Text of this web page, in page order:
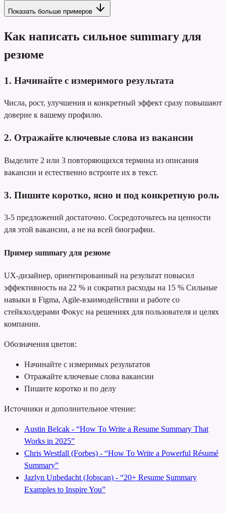
Показать больше примеров
Как написать сильное summary для
резюме
1. Начинайте с измеримого результата
Числа, рост, улучшения и конкретный эффект сразу повышают
доверие к вашему профилю.
2. Отражайте ключевые слова из вакансии
Выделите 2 или 3 повторяющихся термина из описания
вакансии и естественно встроите их в текст.
3. Пишите коротко, ясно и под конкретную роль
3-5 предложений достаточно. Сосредоточьтесь на ценности
для этой вакансии, а не на всей биографии.
Пример summary для резюме
UX-дизайнер, ориентированный на результат повысил
эффективность на 22 % и сократил расходы на 15 % Сильные
навыки в Figma, Agile-взаимодействии и работе со
стейкхолдерами Фокус на решениях для пользователя и целях
компании.
Обозначения цветов:
Начинайте с измеримых результатов
Отражайте ключевые слова вакансии
Пишите коротко и по делу
Источники и дополнительное чтение:
Austin Belcak - “How To Write a Resume Summary That
Works in 2025”
Chris Westfall (Forbes) - “How To Write a Powerful Résumé
Summary”
Jazlyn Unbedacht (Jobscan) - “20+ Resume Summary
Examples to Inspire You”